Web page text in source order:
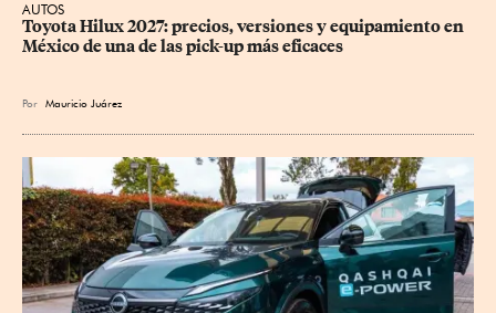
AUTOS
Toyota Hilux 2027: precios, versiones y equipamiento en
México de una de las pick-up más eficaces
Por Mauricio Juárez